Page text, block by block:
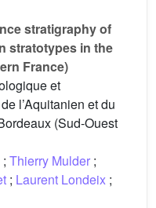
stratigraphy of
stratotypes in the
France)
et
l’Aquitanien et du
(Sud-Ouest
; Thierry Mulder ;
; Laurent Londeix ;